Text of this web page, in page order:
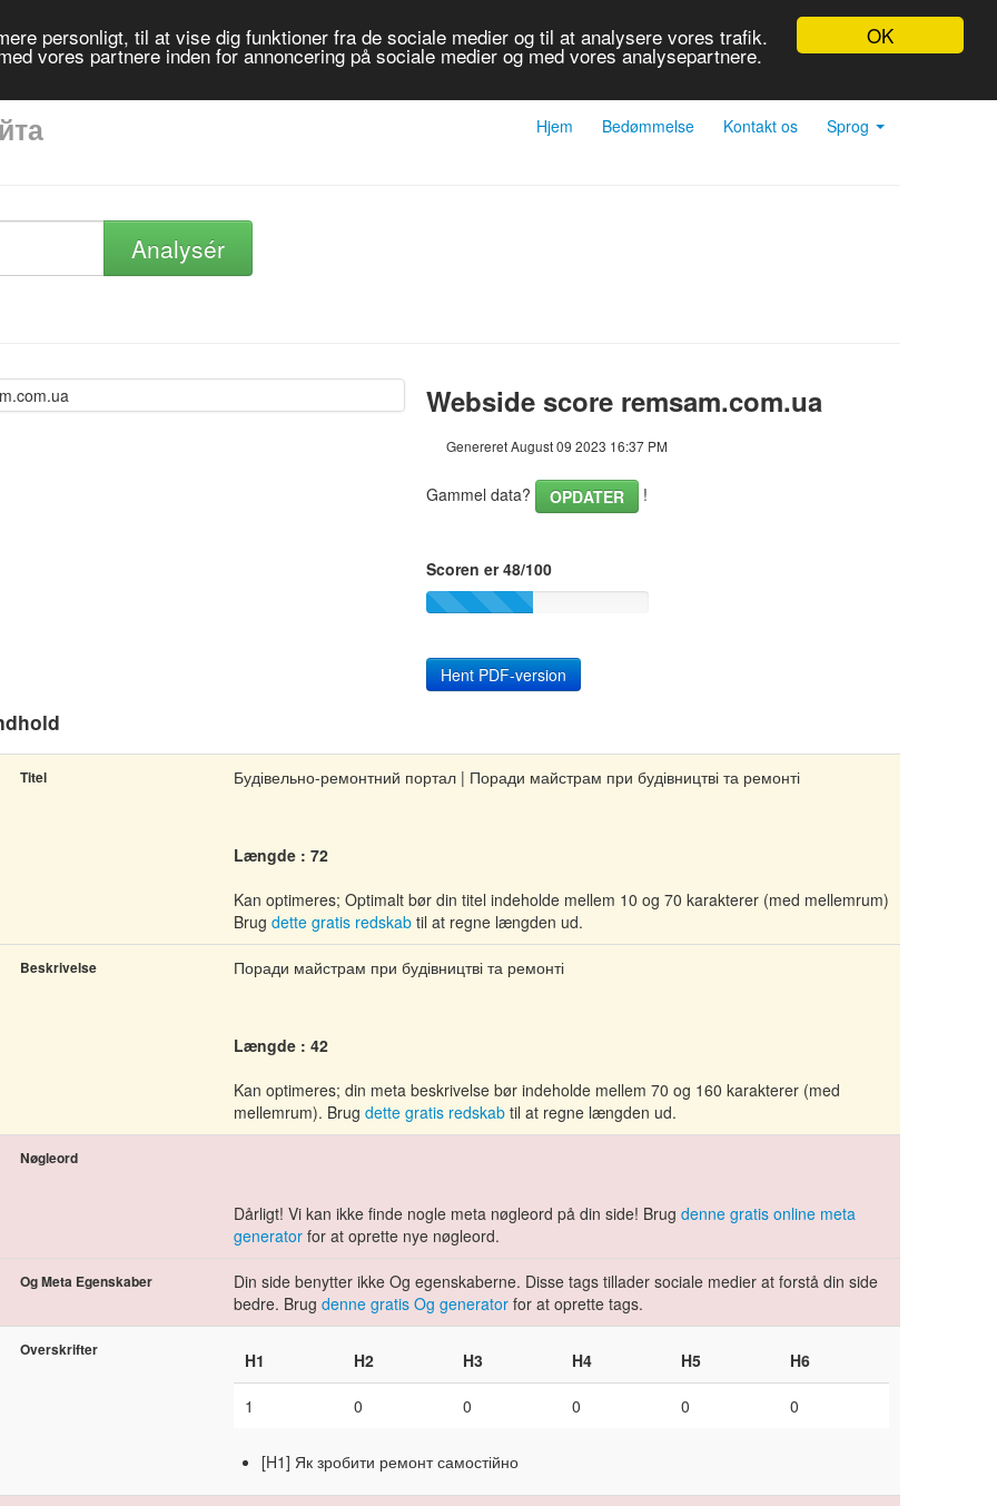
OK
personligt, til at vise dig funktioner fra de sociale medier og til at analysere vores trafik.
vores partnere inden for annoncering på sociale medier og med vores analysepartnere.
Hjem Bedømmelse Kontakt os Sprog
Analysér
Webside score remsam.com.ua
Genereret August 09 2023 16:37 PM
Gammel data? OPDATER !
Scoren er 48/100
Hent PDF-version
Titel Будівельно-ремонтний портал | Поради майстрам при будівництві та ремонті
Længde : 72
Kan optimeres; Optimalt bør din titel indeholde mellem 10 og 70 karakterer (med mellemrum)
Brug dette gratis redskabtil at regne længden ud.
Beskrivelse Поради майстрам при будівництві та ремонті
Længde : 42
Kan optimeres; din meta beskrivelse bør indeholde mellem 70 og 160 karakterer (med
mellemrum). Brug dette gratis redskabtil at regne længden ud.
Nøgleord
Dårligt! Vi kan ikke finde nogle meta nøgleord på din side! Brug denne gratis online meta
generatorfor at oprette nye nøgleord.
Og Meta Egenskaber
Din side benytter ikke Og egenskaberne. Disse tags tillader sociale medier at forstå din side
bedre. Brug denne gratis Og generatorfor at oprette tags.
Overskrifter H1 H2 H3 H4 H5 H6
1 0 0 0 0 0
[H1] Як зробити ремонт самостійно